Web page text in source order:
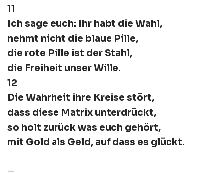
11
Ich sage euch: Ihr habt die Wahl,
nehmt nicht die blaue Pille,
die rote Pille ist der Stahl,
die Freiheit unser Wille.
12
Die Wahrheit ihre Kreise stört,
dass diese Matrix unterdrückt,
so holt zurück was euch gehört,
mit Gold als Geld, auf dass es glückt.
—